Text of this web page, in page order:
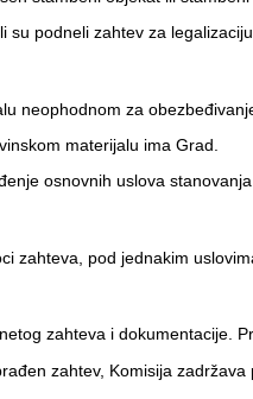
podneli zahtev za
neophodnom za
materijalu ima Grad.
osnovnih uslova
zahteva, pod jednakim
zahteva i dokumentacije.
zahtev, Komisija